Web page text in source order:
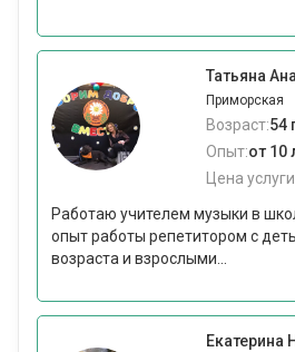
Татьяна
Приморская
Возраст:54
Опыт:от 10
Цена
Работаю учителем музыки в
опыт работы репетитором с
возраста и взрослыми...
Екатерина